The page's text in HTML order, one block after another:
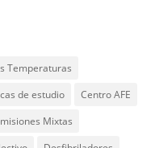
Temperaturas
de estudio
Centro AFE
Mixtas